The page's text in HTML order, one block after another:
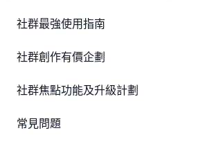
社群最強使用指南
社群創作有價企劃
社群焦點功能及升級計劃
常見問題